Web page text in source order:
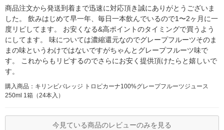
商品注文から発送到着まで迅速に対応頂き誠にありがとうございま
した。 飲みはじめて早一年、毎日一本飲んでいるので1〜2ヶ月に一
度リピしてます。 お安くなる&高ポイントのタイミングで買うよう
にしてます。 味については濃縮還元なのでグレープフルーツそのま
まの味というわけではないですがちゃんとグレープフルーツ味で
す。 これからもリピするのでさらにお安く提供頂けたらと嬉しいで
す。
購入商品：キリンビバレッジ トロピカーナ100%グレープフルーツジュース
250ml 1箱（24本入）
今見ている商品のレビューのみを見る